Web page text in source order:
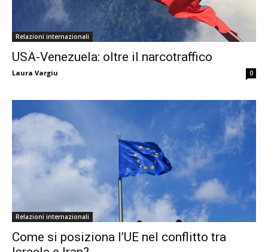
Relazioni internazionali
USA-Venezuela: oltre il narcotraffico
Laura Vargiu 0
Relazioni internazionali
Come si posiziona l’UE nel conflitto tra